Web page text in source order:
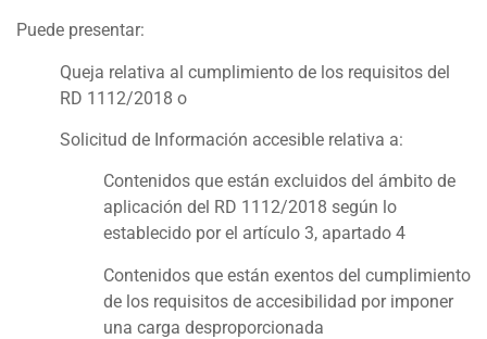
Puede presentar:
Queja relativa al cumplimiento de los requisitos del
RD 1112/2018 o
Solicitud de Información accesible relativa a:
Contenidos que están excluidos del ámbito de
aplicación del RD 1112/2018 según lo
establecido por el artículo 3, apartado 4
Contenidos que están exentos del cumplimiento
de los requisitos de accesibilidad por imponer
una carga desproporcionada